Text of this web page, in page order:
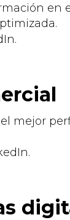
en
mejor